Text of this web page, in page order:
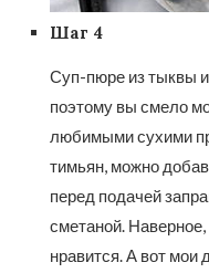
Шаг 4
Суп-пюре из тыквы
поэтому вы смело
любимыми сухими
тимьян, можно
перед подачей
сметаной.
нравится. А вот мои